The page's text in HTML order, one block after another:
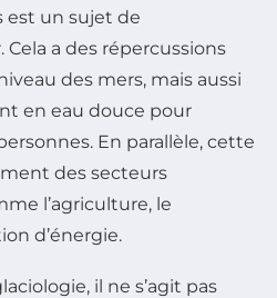
est un sujet de
a des répercussions
des mers, mais aussi
en eau douce pour
En parallèle, cette
des secteurs
l’agriculture, le
d’énergie.
il ne s’agit pas